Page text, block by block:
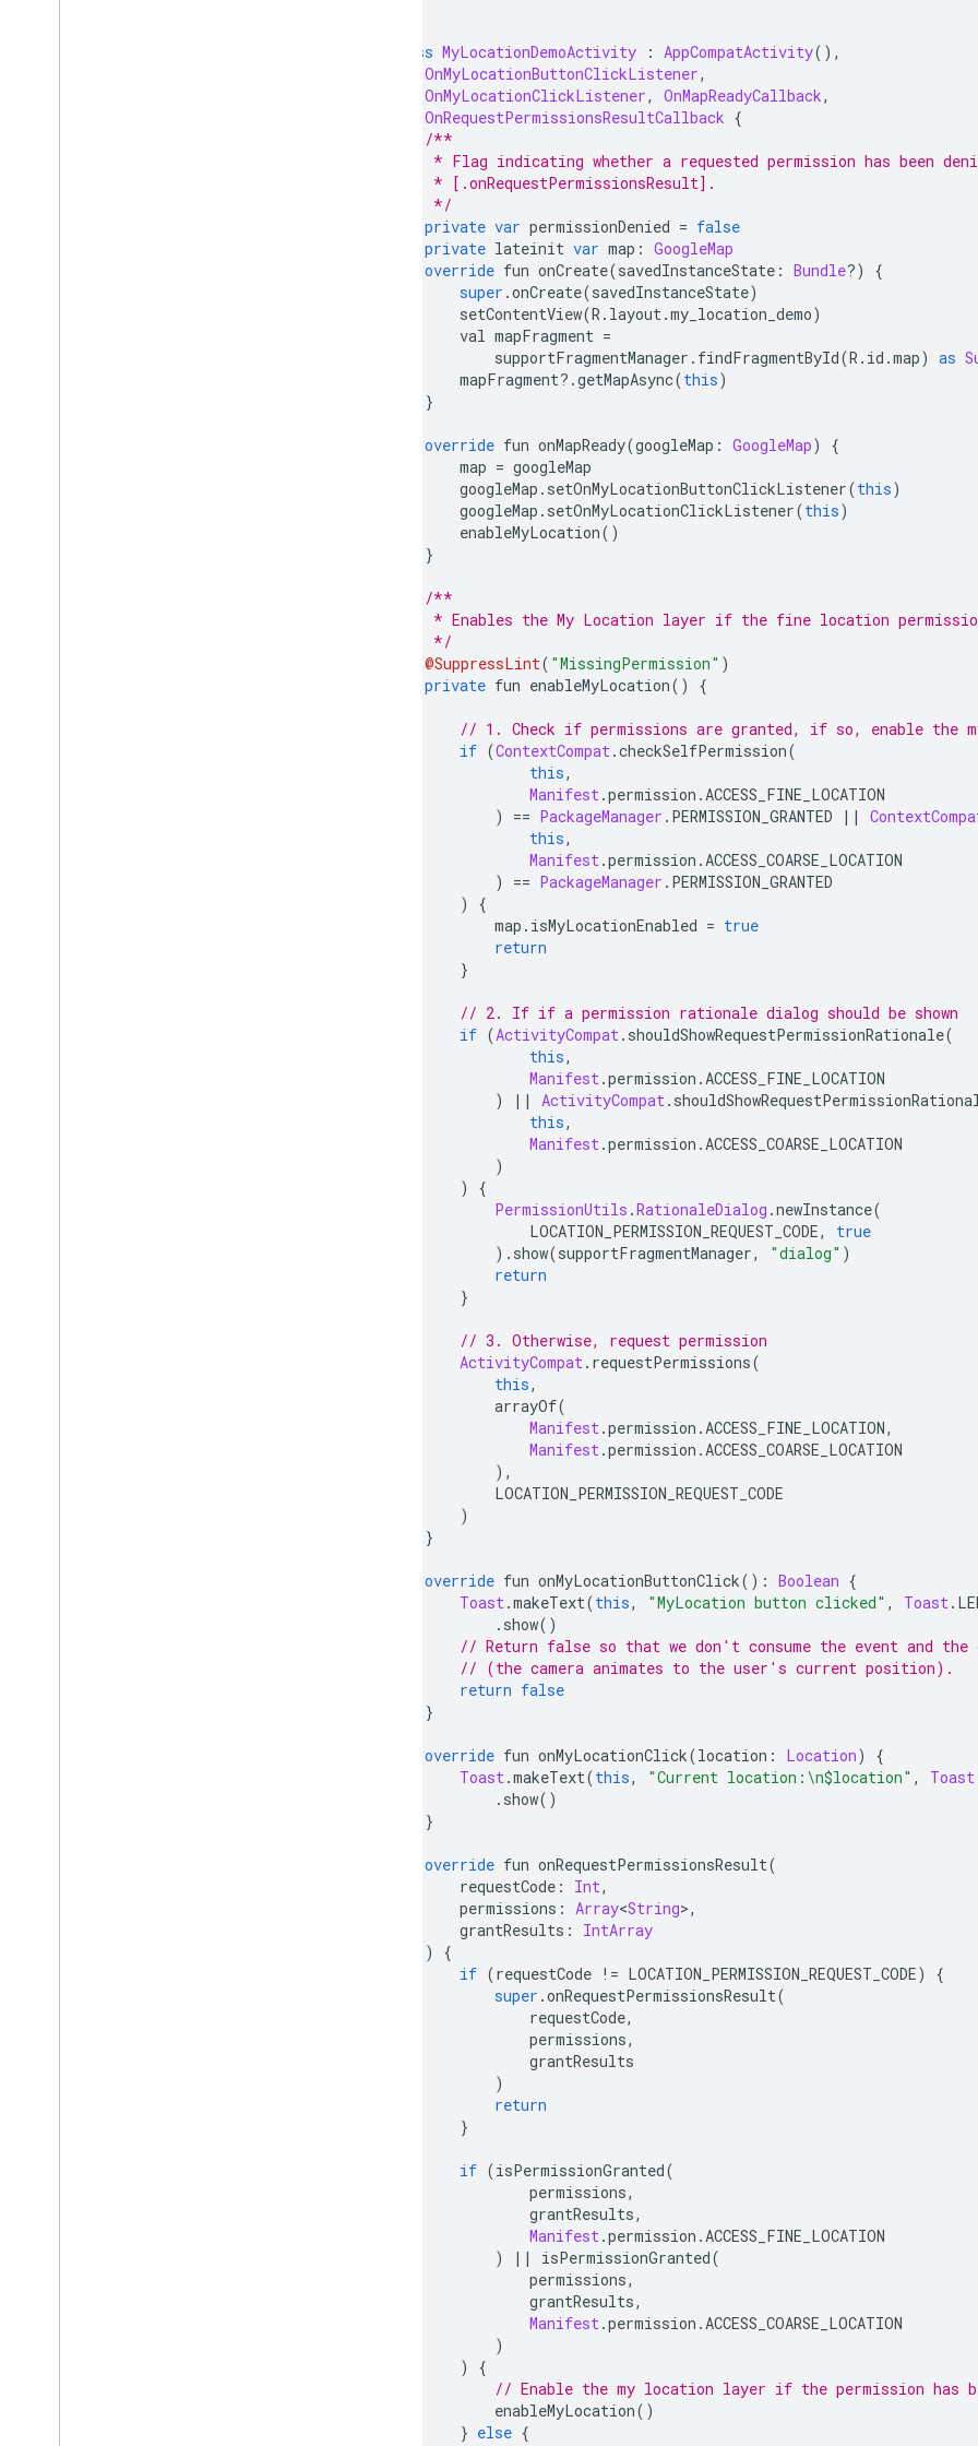
class MyLocationDemoActivity : AppCompatActivity(),
OnMyLocationButtonClickListener,
OnMyLocationClickListener, OnMapReadyCallback,
OnRequestPermissionsResultCallback {
/**
* Flag indicating whether a requested permission has been
* [.onRequestPermissionsResult].
*/
private var permissionDenied = false
private lateinit var map : GoogleMap
override fun onCreate(savedInstanceState : Bundle?)
{
super .onCreate(savedInstanceState)
setContentView(R . layout.my_location_demo)
val mapFragment =
supportFragmentManager . findFragmentById(R . id .map) as
mapFragment?.getMapAsync(this)
}
override fun onMapReady(googleMap : GoogleMap)
{
map = googleMap
googleMap . setOnMyLocationButtonClickListener(this)
googleMap . setOnMyLocationClickListener(this)
enableMyLocation()
}
/**
* Enables the My Location layer if the fine location permission
*/
@SuppressLint( "MissingPermission" )
private fun enableMyLocation() {
// 1. Check if permissions are granted, if so, enable the
if (ContextCompat.checkSelfPermission(
this,
Manifest.permission .ACCESS_FINE_LOCATION
)
== PackageManager . PERMISSION_GRANTED ||
this,
Manifest.permission .ACCESS_COARSE_LOCATION
)
== PackageManager . PERMISSION_GRANTED
)
{
map . isMyLocationEnabled = true
return
}
// 2. If if a permission rationale dialog should be shown
if (ActivityCompat. shouldShowRequestPermissionRationale(
this,
Manifest.permission .ACCESS_FINE_LOCATION
)
|| ActivityCompat.
this,
Manifest.permission .ACCESS_COARSE_LOCATION
)
)
{
PermissionUtils .RationaleDialog .newInstance(
LOCATION_PERMISSION_REQUEST_CODE,
true
). show(supportFragmentManager, "dialog" )
return
}
// 3. Otherwise, request permission
ActivityCompat. requestPermissions(
this,
arrayOf(
Manifest.permission .ACCESS_FINE_LOCATION,
Manifest.permission .ACCESS_COARSE_LOCATION
),
LOCATION_PERMISSION_REQUEST_CODE
)
}
override fun onMyLocationButtonClick(): Boolean {
Toast.makeText(this, "MyLocation button clicked" , Toast.
. show()
// Return false so that we don't consume the event and
// (the camera animates to the user's current position).
return false
}
override fun onMyLocationClick(location : Location)
{
Toast.makeText(this, "Current location:\n$location" , Toast
. show()
}
override fun onRequestPermissionsResult(
requestCode : Int,
permissions : Array<String>,
grantResults :
IntArray
)
{
if (requestCode != LOCATION_PERMISSION_REQUEST_CODE)
{
super .onRequestPermissionsResult(
requestCode,
permissions,
grantResults
)
return
}
if (isPermissionGranted(
permissions,
grantResults,
Manifest.permission .ACCESS_FINE_LOCATION
)
|| isPermissionGranted(
permissions,
grantResults,
Manifest.permission .ACCESS_COARSE_LOCATION
)
)
{
// Enable the my location layer if the permission has
enableMyLocation()
} else {